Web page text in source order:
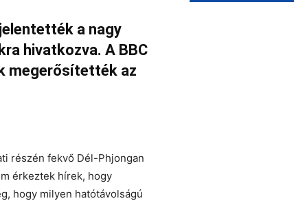
a nagy
hivatkozva. A BBC
megerősítették az
részén fekvő Dél-Phjongan
érkeztek hírek, hogy
hogy milyen hatótávolságú